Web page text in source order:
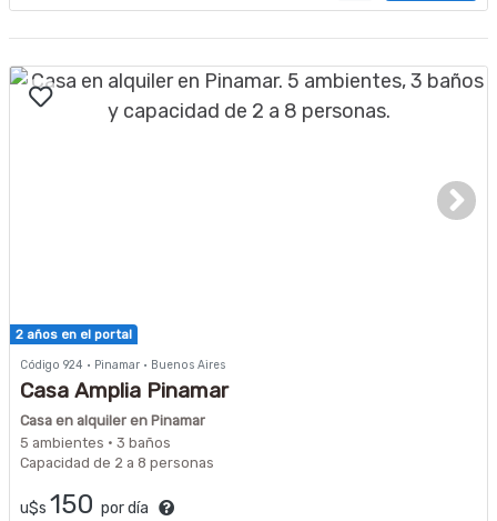
2 años en el portal
Código 924 · Pinamar · Buenos Aires
Casa Amplia Pinamar
Casa en alquiler en Pinamar
5 ambientes · 3 baños
Capacidad de 2 a 8 personas
u$s 150 por día